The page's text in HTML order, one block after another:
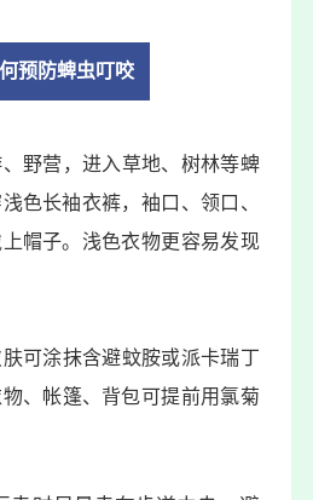
预防蜱虫叮咬
野营，进入草地、树林等蜱
色长袖衣裤，袖口、领口、
帽子。浅色衣物更容易发现
可涂抹含避蚊胺或派卡瑞丁
、帐篷、背包可提前用氯菊